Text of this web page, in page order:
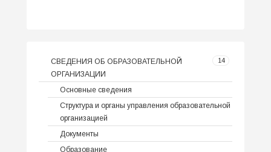
14
СВЕДЕНИЯ ОБ ОБРАЗОВАТЕЛЬНОЙ
ОРГАНИЗАЦИИ
Основные сведения
Структура и органы управления образовательной
организацией
Документы
Образование